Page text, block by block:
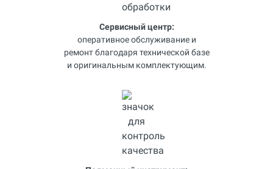
Сервисный центр:
оперативное обслуживание и
ремонт благодаря технической базе
и оригинальным комплектующим.